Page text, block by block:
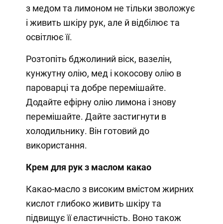
з медом та лимоном не тільки зволожує
і живить шкіру рук, але й відбілює та
освітлює її.
Розтопіть бджолиний віск, вазелін,
кунжутну олію, мед і кокосову олію в
пароварці та добре перемішайте.
Додайте ефірну олію лимона і знову
перемішайте. Дайте застигнути в
холодильнику. Він готовий до
використання.
Крем для рук з маслом какао
Какао-масло з високим вмістом жирних
кислот глибоко живить шкіру та
підвищує її еластичність. Воно також